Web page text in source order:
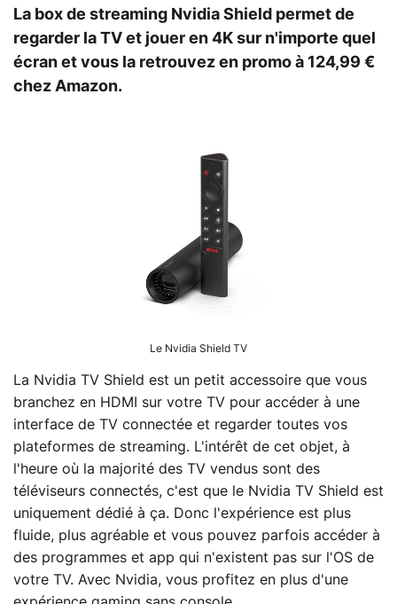
La box de streaming Nvidia Shield permet de
regarder la TV et jouer en 4K sur n'importe quel
écran et vous la retrouvez en promo à 124,99 €
chez Amazon.
Le Nvidia Shield TV
La Nvidia TV Shield est un petit accessoire que vous
branchez en HDMI sur votre TV pour accéder à une
interface de TV connectée et regarder toutes vos
plateformes de streaming. L'intérêt de cet objet, à
l'heure où la majorité des TV vendus sont des
téléviseurs connectés, c'est que le Nvidia TV Shield est
uniquement dédié à ça. Donc l'expérience est plus
fluide, plus agréable et vous pouvez parfois accéder à
des programmes et app qui n'existent pas sur l'OS de
votre TV. Avec Nvidia, vous profitez en plus d'une